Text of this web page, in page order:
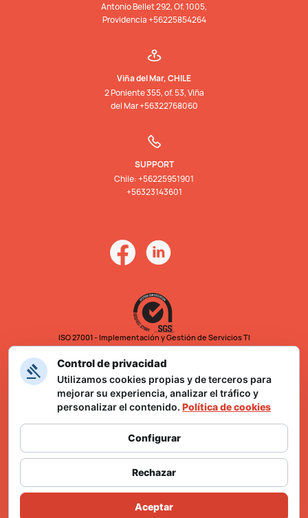
Antonio Bellet 292, Of. 1005,
Providencia +56225854264
Viña del Mar, CHILE
2 Poniente 355, of. 53, Viña
del Mar +56322768060
SUPPORT
Chile: +56225951901
+56323143601
ISO 27001 - Implementación y Gestión de Servicios TI
Formulario Ley Karin
Control de privacidad
Utilizamos cookies propias y de terceros para
mejorar su experiencia, analizar el tráfico y
personalizar el contenido. Política de cookies
Configurar
Rechazar
Aceptar